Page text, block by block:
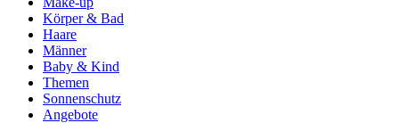
Körper & Bad
Haare
Männer
Baby & Kind
Themen
Sonnenschutz
Angebote